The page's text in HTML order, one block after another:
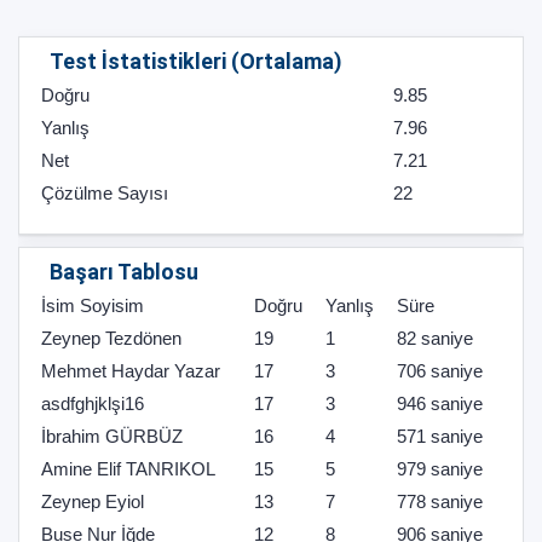
Test İstatistikleri (Ortalama)
Doğru
9.85
Yanlış
7.96
Net
7.21
Çözülme Sayısı
22
Başarı Tablosu
İsim Soyisim Doğru Yanlış
Süre
Zeynep Tezdönen
19 1
82 saniye
Mehmet Haydar Yazar
17 3
706 saniye
asdfghjklşi16
17 3
946 saniye
İbrahim GÜRBÜZ
16 4
571 saniye
Amine Elif TANRIKOL
15 5
979 saniye
Zeynep Eyiol
13 7
778 saniye
Buse Nur İğde
12 8 906 saniye